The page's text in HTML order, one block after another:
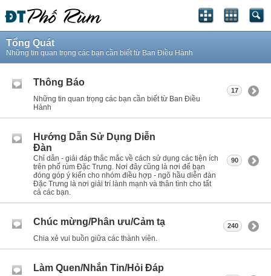
Tổng Quát
Những tin quan trọng các bạn cần biết từ Ban Điều Hành
Thông Báo
Những tin quan trọng các bạn cần biết từ Ban Điều
Hành
17
Hướng Dẫn Sử Dụng Diễn
Đàn
Chỉ dẫn - giải đáp thắc mắc về cách sử dụng các tiện ích
trên phố rùm Đặc Trưng. Nơi đây cũng là nơi để bạn
đóng góp ý kiến cho nhóm điều hợp - ngõ hầu diễn đàn
Đặc Trưng là nơi giải trí lành mạnh và thân tình cho tất
cả các bạn.
90
Chúc mừng/Phân ưu/Cảm tạ
Chia xẻ vui buồn giữa các thành viên.
240
Làm Quen/Nhắn Tin/Hỏi Đáp